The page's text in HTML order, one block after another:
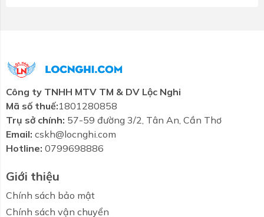
Công ty TNHH MTV TM & DV Lộc Nghi
Mã số thuế:1801280858
Trụ sở chính: 57-59 đường 3/2, Tân An, Cần Thơ
Email: cskh@locnghi.com
Hotline: 0799698886
Giới thiệu
Chính sách bảo mật
Chính sách vận chuyển